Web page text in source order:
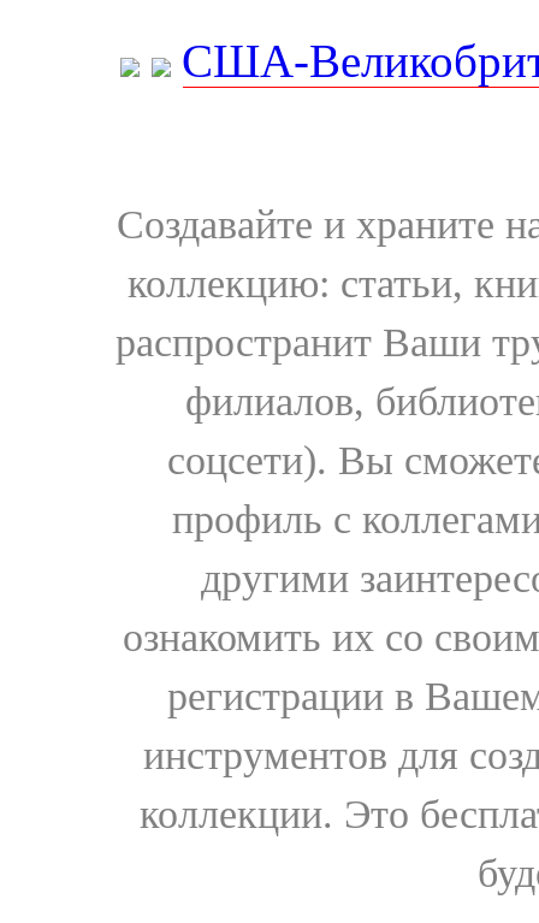
США-
Создавайте и храните
коллекцию: статьи,
распространит Ваши
филиалов,
соцсети). Вы
профиль с
другими
ознакомить их со
регистрации в
инструментов для
коллекции. Это